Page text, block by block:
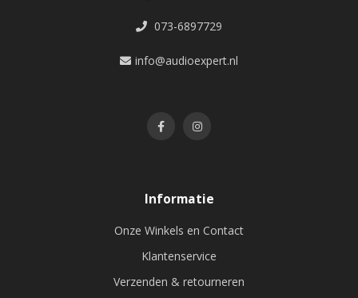
073-6897729
info@audioexpert.nl
Informatie
Onze Winkels en Contact
Klantenservice
Verzenden & retourneren